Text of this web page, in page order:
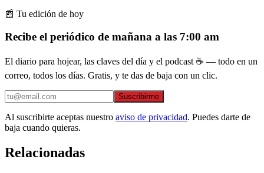
📰 Tu edición de hoy
Recibe el periódico de mañana a las 7:00 am
El diario para hojear, las claves del día y el podcast ☕ — todo en un
correo, todos los días. Gratis, y te das de baja con un clic.
Suscribirme
Al suscribirte aceptas nuestro aviso de privacidad. Puedes darte de
baja cuando quieras.
Relacionadas